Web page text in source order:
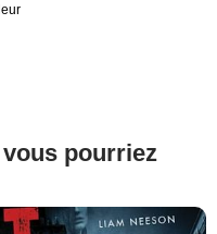
pourriez